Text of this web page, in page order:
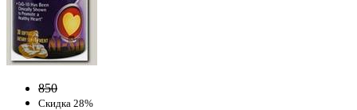
850
Скидка 28%